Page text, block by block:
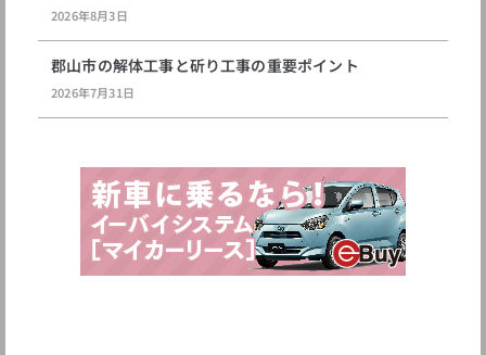
2026年8月3日
郡山市の解体工事と斫り工事の重要ポイント
2026年7月31日